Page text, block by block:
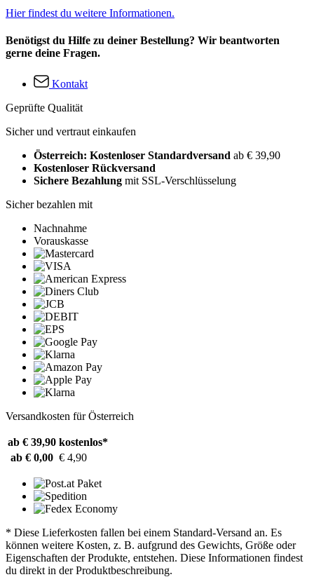
Hier findest du weitere Informationen.
Benötigst du Hilfe zu deiner Bestellung? Wir beantworten
gerne deine Fragen.
Kontakt
Geprüfte Qualität
Sicher und vertraut einkaufen
Österreich: Kostenloser Standardversand ab € 39,90
Kostenloser Rückversand
Sichere Bezahlung mit SSL-Verschlüsselung
Sicher bezahlen mit
Nachnahme
Vorauskasse
Versandkosten für Österreich
ab € 39,90 kostenlos*
ab € 0,00 € 4,90
* Diese Lieferkosten fallen bei einem Standard-Versand an. Es
können weitere Kosten, z. B. aufgrund des Gewichts, Größe oder
Eigenschaften der Produkte, entstehen. Diese Informationen findest
du direkt in der Produktbeschreibung.